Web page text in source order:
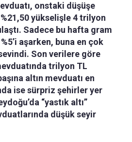
onstaki düşüşe
yükselişle 4 trilyon
Sadece bu hafta gram
aşarken, buna en çok
Son verilere göre
trilyon TL
altın mevduatı en
ise sürpriz şehirler yer
“yastık altı”
düşük seyir